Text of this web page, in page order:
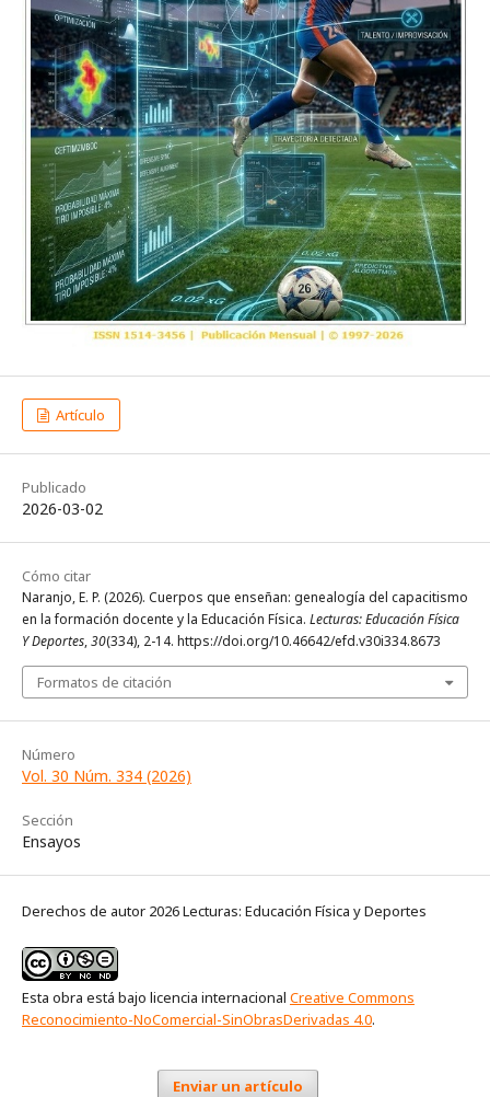
Artículo
Publicado
2026-03-02
Cómo citar
Naranjo, E. P. (2026). Cuerpos que enseñan: genealogía del capacitismo
en la formación docente y la Educación Física. Lecturas: Educación Física
Y Deportes,30(334), 2-14. https://doi.org/10.46642/efd.v30i334.8673
Formatos de citación
Número
Vol. 30 Núm. 334 (2026)
Sección
Ensayos
Derechos de autor 2026 Lecturas: Educación Física y Deportes
Esta obra está bajo licencia internacional Creative Commons
Reconocimiento-NoComercial-SinObrasDerivadas 4.0.
Enviar un artículo